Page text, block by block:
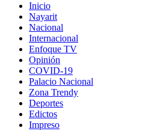
Inicio
Nayarit
Nacional
Internacional
Enfoque TV
Opinión
COVID-19
Palacio Nacional
Zona Trendy
Deportes
Edictos
Impreso